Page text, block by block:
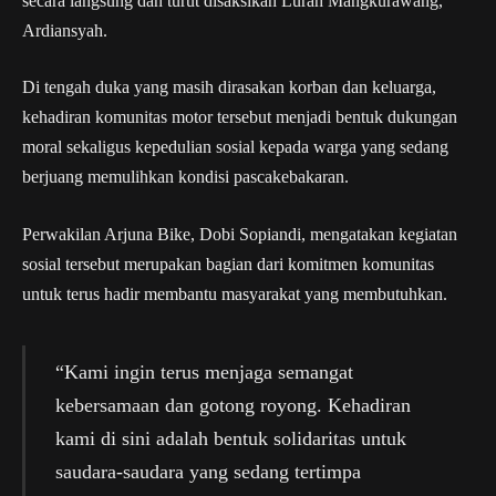
Ardiansyah.
Di tengah duka yang masih dirasakan korban dan keluarga,
kehadiran komunitas motor tersebut menjadi bentuk dukungan
moral sekaligus kepedulian sosial kepada warga yang sedang
berjuang memulihkan kondisi pascakebakaran.
Perwakilan Arjuna Bike, Dobi Sopiandi, mengatakan kegiatan
sosial tersebut merupakan bagian dari komitmen komunitas
untuk terus hadir membantu masyarakat yang membutuhkan.
“Kami ingin terus menjaga semangat
kebersamaan dan gotong royong. Kehadiran
kami di sini adalah bentuk solidaritas untuk
saudara-saudara yang sedang tertimpa